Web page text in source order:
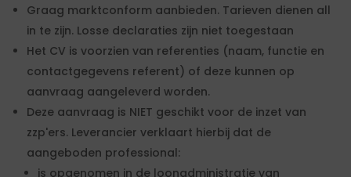
Graag marktconform aanbieden. Tarieven dienen all
in te zijn. Losse declaraties zijn niet toegestaan
Het CV is voorzien van referenties (naam, functie en
contactgegevens referent) of deze kunnen op
aanvraag aangeleverd worden.
Deze aanvraag is NIET geschikt voor de inzet van
zzp'ers. Leverancier verklaart hierbij dat de
aangeboden professional:
is opgenomen in de loonadministratie van